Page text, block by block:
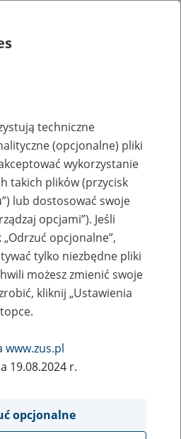
- zakładanie profili
Twojej firmy
techniczne
(opcjonalne) pliki
wykorzystanie
takich plików (przycisk
lub dostosować swoje
opcjami”). Jeśli
opcjonalne”,
tylko niezbędne pliki
możesz zmienić swoje
kliknij „Ustawienia
www.zus.pl
19.08.2024 r.
opcjonalne